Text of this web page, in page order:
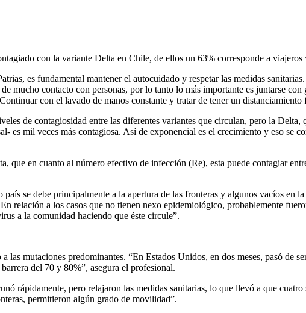
con la variante Delta en Chile, de ellos un 63% corresponde a
es fundamental mantener el autocuidado y respetar las medidas
mucho contacto con personas, por lo tanto lo más importante es juntarse con
con el lavado de manos constante y tratar de tener un distanciamiento
de contagiosidad entre las diferentes variantes que circulan, pero la
es mil veces más contagiosa. Así de exponencial es el crecimiento y eso se
que en cuanto al número efectivo de infección (Re), esta puede contagiar
se debe principalmente a la apertura de las fronteras y algunos vacíos en
relación a los casos que no tienen nexo epidemiológico, probablemente
a la comunidad haciendo que éste circule”.
mutaciones predominantes. “En Estados Unidos, en dos meses, pasó de
del 70 y 80%”, asegura el profesional.
rápidamente, pero relajaron las medidas sanitarias, lo que llevó a que
permitieron algún grado de movilidad”.